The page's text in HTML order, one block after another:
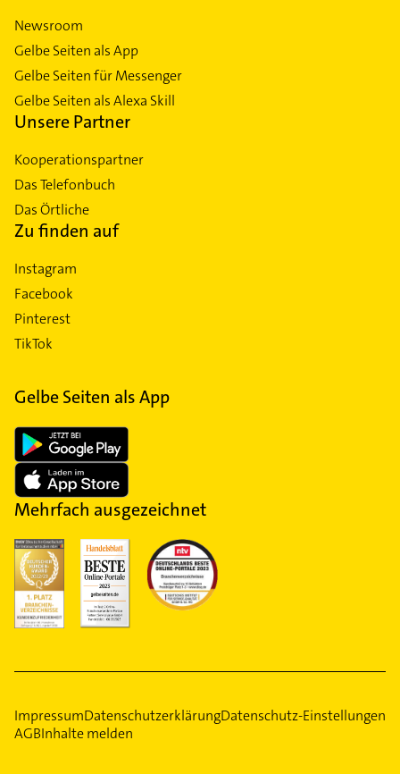
Newsroom
Gelbe Seiten als App
Gelbe Seiten für Messenger
Gelbe Seiten als Alexa Skill
Unsere Partner
Kooperationspartner
Das Telefonbuch
Das Örtliche
Zu finden auf
Instagram
Facebook
Pinterest
TikTok
Gelbe Seiten als App
Mehrfach ausgezeichnet
ImpressumDatenschutzerklärungDatenschutz-Einstellungen
AGBInhalte melden